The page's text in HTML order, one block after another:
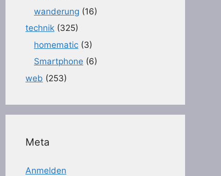
wanderung (16)
technik (325)
homematic (3)
Smartphone (6)
web (253)
Meta
Anmelden